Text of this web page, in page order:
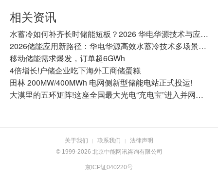
相关资讯
水蓄冷如何补齐长时储能短板？2026 华电华源技术与应用全景盘点.docx
2026储能应用新路径：华电华源高效水蓄冷技术多场景应用
移动储能需求爆发，订单超6GWh
4倍增长!户储企业吃下海外工商储蛋糕
田林 200MW/400MWh 电网侧新型储能电站正式投运!
大漠里的五环矩阵!这座全国最大光电“充电宝”进入并网商运冲刺
关于我们 | 联系我们 |
法律声明
© 1999-2026 北京中能网讯咨询有限公司
京ICP证040220号